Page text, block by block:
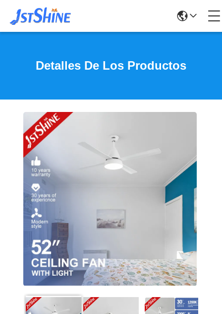
Detalles De Los Productos